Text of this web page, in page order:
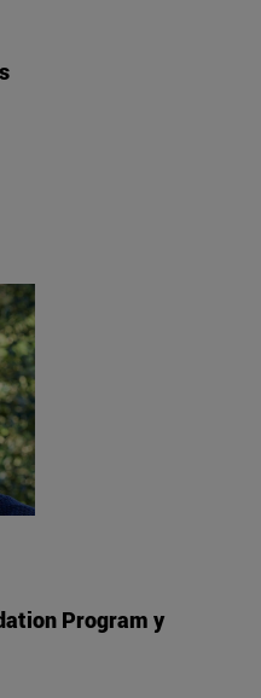
Program y